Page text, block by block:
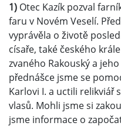
1) Otec Kazík pozval
faru v Novém Veselí.
vyprávěla o životě
císaře, také českého
zvaného Rakouský a
přednášce jsme se
Karlovi I. a uctili relikviář
vlasů. Mohli jsme si
jsme informace o